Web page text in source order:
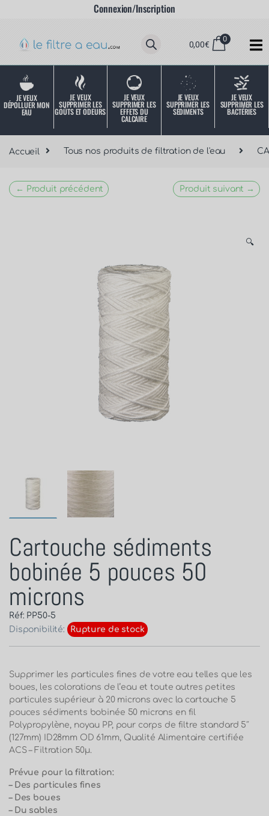
Connexion/Inscription
0,00€
0
JE VEUX
DÉPOLLUER MON
EAU
JE VEUX
SUPPRIMER LES
GOÛTS ET ODEURS
JE VEUX
SUPPRIMER LES
EFFETS DU
CALCAIRE
JE VEUX
SUPPRIMER LES
SÉDIMENTS
JE VEUX
SUPPRIMER LES
BACTÉRIES
Accueil Tous nos produits de filtration de l'eau
← Produit précédent Produit suivant →
🔍
Cartouche sédiments
bobinée 5 pouces 50
microns
Réf: PP50-5
Disponibilité:
Rupture de stock
Supprimer les particules fines de votre eau telles que les
boues, les colorations de l’eau et toute autres petites
particules supérieur à 20 microns avec la cartouche 5
pouces sédiments bobinée 50 microns en fil
Polypropylène, noyau PP, pour corps de filtre standard 5″
(127mm) ID28mm OD 61mm, Qualité Alimentaire certifiée
ACS – Filtration 50µ.
Prévue pour la filtration:
– Des particules fines
– Des boues
– Du sables